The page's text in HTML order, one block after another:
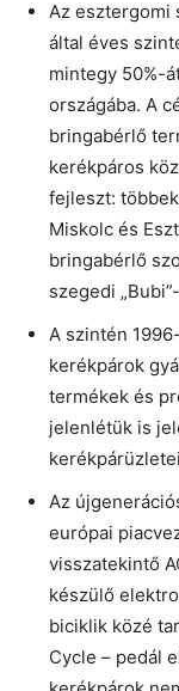
Az esztergomi
által éves
mintegy 50%-
országába. A
bringabérlő
kerékpáros
fejleszt:
Miskolc és
bringabérlő
szegedi
A szintén
kerékpárok
termékek és
jelenlétük is
Az
európai
visszatekintő
készülő
biciklik közé
Cycle – pedál